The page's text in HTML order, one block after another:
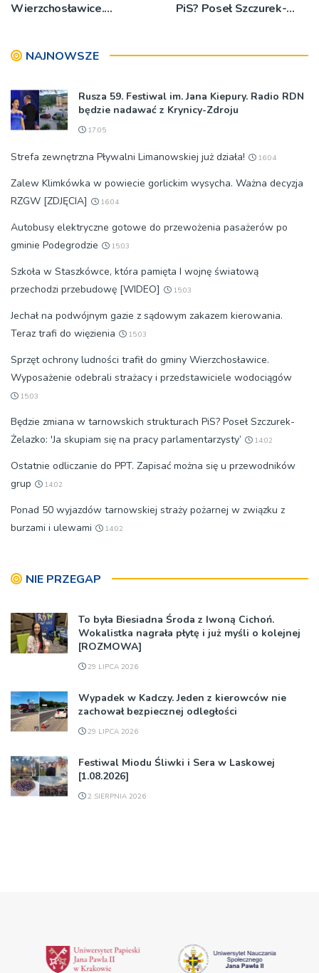
Wierzchosławice.
wodociągów
PiS? Poseł Szczurek-
NAJNOWSZE
Rusza 59. Festiwal im. Jana Kiepury. Radio RDN
będzie nadawać z Krynicy-Zdroju
17:05
Strefa zewnętrzna Pływalni Limanowskiej już działa! 16:04
Zalew Klimkówka w powiecie gorlickim wysycha. Ważna decyzja
RZGW [ZDJĘCIA]
16:04
Autobusy elektryczne gotowe do przewożenia pasażerów po
gminie Podegrodzie
15:03
Szkoła w Staszkówce, która pamięta I wojnę światową
przechodzi przebudowę [WIDEO]
15:03
Jechał na podwójnym gazie z sądowym zakazem kierowania.
Teraz trafi do więzienia
15:03
Sprzęt ochrony ludności trafił do gminy Wierzchosławice.
Wyposażenie odebrali strażacy i przedstawiciele wodociągów
15:03
Będzie zmiana w tarnowskich strukturach PiS? Poseł Szczurek-
Żelazko: 'Ja skupiam się na pracy parlamentarzysty’
14:02
Ostatnie odliczanie do PPT. Zapisać można się u przewodników
grup
14:02
Ponad 50 wyjazdów tarnowskiej straży pożarnej w związku z
burzami i ulewami
14:02
NIE PRZEGAP
To była Biesiadna Środa z Iwoną Cichoń.
Wokalistka nagrała płytę i już myśli o kolejnej
[ROZMOWA]
29 LIPCA 2026
Wypadek w Kadczy. Jeden z kierowców nie
zachował bezpiecznej odległości
29 LIPCA 2026
Festiwal Miodu Śliwki i Sera w Laskowej
[1.08.2026]
2 SIERPNIA 2026